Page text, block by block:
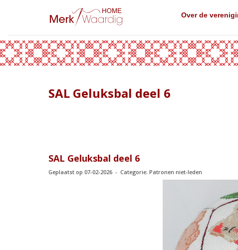
Over de
SAL Geluksbal deel 6
SAL Geluksbal deel 6
Geplaatst op 07-02-2026 - Categorie: Patronen niet-leden